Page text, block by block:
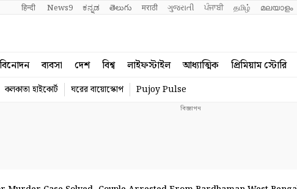
हिन्दी News9 ಕನ್ನಡ తెలుగు मराठी ગુજરાતી ਪੰਜਾਬੀ தமிழ் മലയാളം
বিনোদন ব্যবসা দেশ বিশ্ব লাইফস্টাইল আধ্যাত্মিক প্রিমিয়াম স্টোরি
কলকাতা হাইকোর্ট ঘরের বায়োস্কোপ Pujoy Pulse